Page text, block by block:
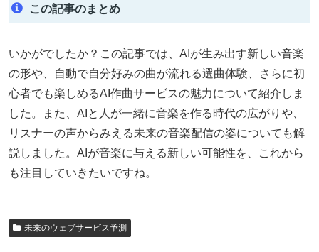
この記事のまとめ
いかがでしたか？この記事では、AIが生み出す新しい音楽
の形や、自動で自分好みの曲が流れる選曲体験、さらに初
心者でも楽しめるAI作曲サービスの魅力について紹介しま
した。また、AIと人が一緒に音楽を作る時代の広がりや、
リスナーの声からみえる未来の音楽配信の姿についても解
説しました。AIが音楽に与える新しい可能性を、これから
も注目していきたいですね。
未来のウェブサービス予測